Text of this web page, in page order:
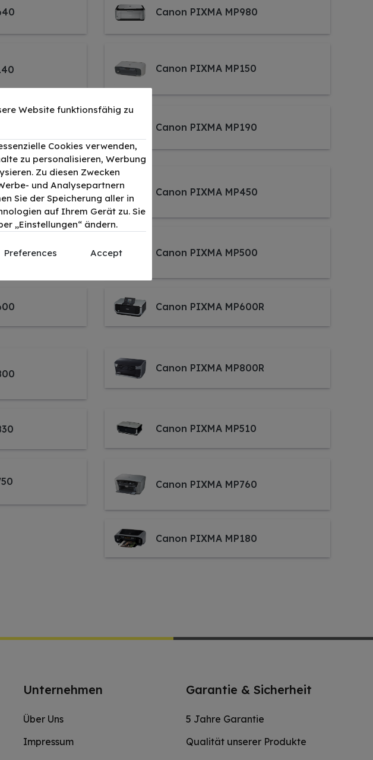
Canon PIXMA MP980
Canon PIXMA MP150
Canon PIXMA MP190
Canon PIXMA MP450
Canon PIXMA MP500
Canon PIXMA MP600R
Canon PIXMA MP800R
Canon PIXMA MP510
Canon PIXMA MP760
Canon PIXMA MP180
Unternehmen
Über Uns
Impressum
Garantie & Sicherheit
5 Jahre Garantie
Qualität unserer Produkte
Website funktionsfähig zu
Cookies verwenden,
zu personalisieren, Werbung
Zu diesen Zwecken
und Analysepartnern
Sie der Speicherung aller in
auf Ihrem Gerät zu. Sie
„Einstellungen“ ändern.
Preferences Accept